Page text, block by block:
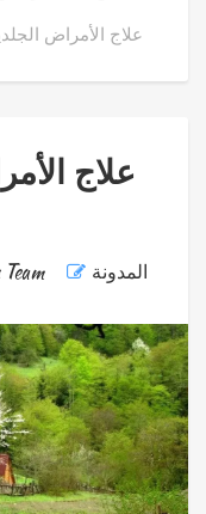
علاج الأمراض
علاج
المدونة